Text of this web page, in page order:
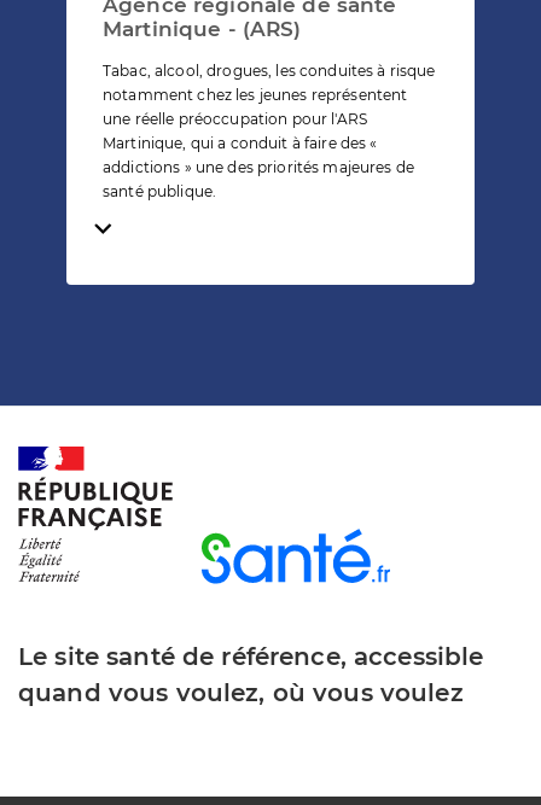
Martinique - (ARS)
Tabac, alcool, drogues, les conduites à risque
notamment chez les jeunes représentent
une réelle préoccupation pour l'ARS
Martinique, qui a conduit à faire des «
addictions » une des priorités majeures de
santé publique.
Temps de lecture
Le site santé de référence, accessible
quand vous voulez, où vous voulez